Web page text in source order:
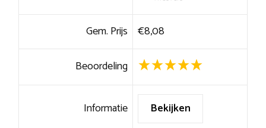
Gem. Prijs €8,08
Beoordeling
Informatie Bekijken